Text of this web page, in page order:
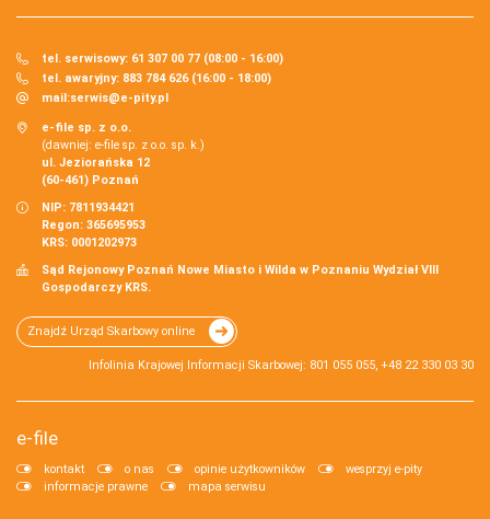
tel. serwisowy: 61 307 00 77 (08:00 - 16:00)
tel. awaryjny: 883 784 626 (16:00 - 18:00)
mail:serwis@e-pity.pl
e-file sp. z o.o.
(dawniej: e-file sp. z o.o. sp. k.)
ul. Jeziorańska 12
(60-461) Poznań
NIP: 7811934421
Regon: 365695953
KRS: 0001202973
Sąd Rejonowy Poznań Nowe Miasto i Wilda w Poznaniu Wydział VIII
Gospodarczy KRS.
Znajdź Urząd Skarbowy online
Infolinia Krajowej Informacji Skarbowej: 801 055 055, +48 22 330 03 30
e-file
kontakt o nas opinie użytkowników
wesprzyj e-pity
informacje prawne
mapa serwisu